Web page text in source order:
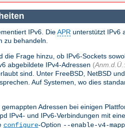
IPv6. DieAPR unterstützt IPv6
zu behandeln.
Frage hinzu, ob IPv6-Sockets
abgebildete IPv4-Adressen (Anm.d.Ü.:
sind. Unter FreeBSD, NetBSD
Auf Systemen, wo dies
Adressen bei einigen
IPv4- und IPv6-Verbindungen mit
configure-Option --enable-v4-